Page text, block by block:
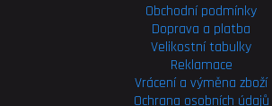
Obchodní podmínky
Doprava a platba
Velikostní tabulky
Reklamace
Vrácení a výměna zboží
Ochrana osobních údajů